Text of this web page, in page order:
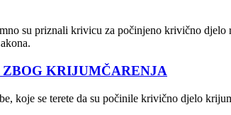
su priznali krivicu za počinjeno krivično
KRIJUMČARENJA
koje se terete da su počinile krivično djelo